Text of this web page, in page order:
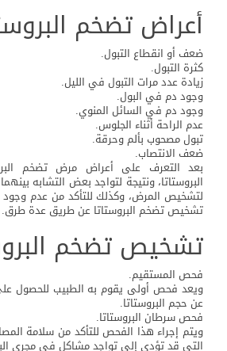
أعراض تضخم
ضعف أو انقطاع التبول.
كثرة التبول.
زيادة عدد مرات التبول في الليل.
وجود دم في البول.
وجود دم في السائل المنوي.
عدم الراحة أثناء الجلوس.
تبول مصحوب بألم وحرقة.
ضعف الانتصاب.
بعد التعرف على أعراض مرض تضخم
البروستاتا، ونتيجة لتواجد بعض التشابه
لتشخيص المرض، وكذلك للتأكد من عدم وجود
تشخيص تضخم البروستاتا عن طريق عدة طرق.
تشخيص تضخم
فحص المستقيم.
ويعد فحص أولى يقوم به الطبيب للحصول
عن حجم البروستاتا.
فحص سرطان البروستاتا.
ويتم إجراء هذا الفحص للتأكد من سلامة
التي قد تؤدي إلى تواجد مشاكل في مجرى